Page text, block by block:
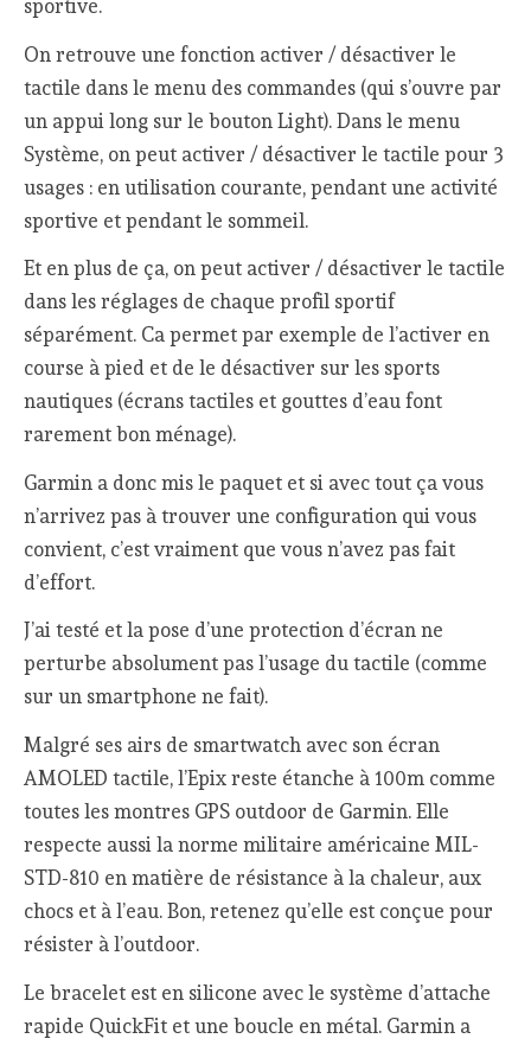
sportive.
On retrouve une fonction activer / désactiver le
tactile dans le menu des commandes (qui s’ouvre par
un appui long sur le bouton Light). Dans le menu
Système, on peut activer / désactiver le tactile pour 3
usages : en utilisation courante, pendant une activité
sportive et pendant le sommeil.
Et en plus de ça, on peut activer / désactiver le tactile
dans les réglages de chaque profil sportif
séparément. Ca permet par exemple de l’activer en
course à pied et de le désactiver sur les sports
nautiques (écrans tactiles et gouttes d’eau font
rarement bon ménage).
Garmin a donc mis le paquet et si avec tout ça vous
n’arrivez pas à trouver une configuration qui vous
convient, c’est vraiment que vous n’avez pas fait
d’effort.
J’ai testé et la pose d’une protection d’écran ne
perturbe absolument pas l’usage du tactile (comme
sur un smartphone ne fait).
Malgré ses airs de smartwatch avec son écran
AMOLED tactile, l’Epix reste étanche à 100m comme
toutes les montres GPS outdoor de Garmin. Elle
respecte aussi la norme militaire américaine MIL-
STD-810 en matière de résistance à la chaleur, aux
chocs et à l’eau. Bon, retenez qu’elle est conçue pour
résister à l’outdoor.
Le bracelet est en silicone avec le système d’attache
rapide QuickFit et une boucle en métal. Garmin a